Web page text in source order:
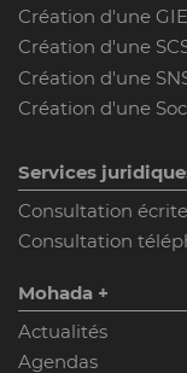
Création d'une GIE
Création d'une
Création d'une
Création d'une
Services
Consultation écrite
Consultation
Mohada +
Actualités
Agendas